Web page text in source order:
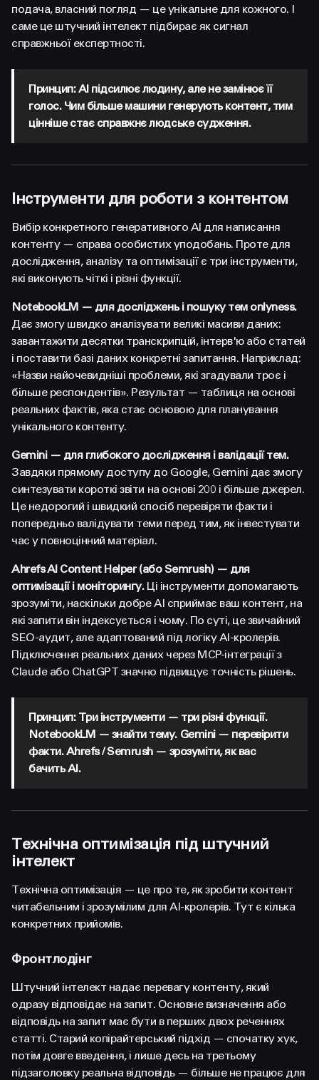
подача, власний погляд — це унікальне для кожного. І
саме це штучний інтелект підбирає як сигнал
справжньої експертності.
Принцип: AI підсилює людину, але не замінює її
голос. Чим більше машини генерують контент, тим
цінніше стає справжнє людське судження.
Інструменти для роботи з контентом
Вибір конкретного генеративного AI для написання
контенту — справа особистих уподобань. Проте для
дослідження, аналізу та оптимізації є три інструменти,
які виконують чіткі і різні функції.
NotebookLM — для досліджень і пошуку тем onlyness.
Дає змогу швидко аналізувати великі масиви даних:
завантажити десятки транскрипцій, інтерв'ю або статей
і поставити базі даних конкретні запитання. Наприклад:
«Назви найочевидніші проблеми, які згадували троє і
більше респондентів». Результат — таблиця на основі
реальних фактів, яка стає основою для планування
унікального контенту.
Gemini — для глибокого дослідження і валідації тем.
Завдяки прямому доступу до Google, Gemini дає змогу
синтезувати короткі звіти на основі 200 і більше джерел.
Це недорогий і швидкий спосіб перевіряти факти і
попередньо валідувати теми перед тим, як інвестувати
час у повноцінний матеріал.
Ahrefs AI Content Helper (або Semrush) — для
оптимізації і моніторингу.Ці інструменти допомагають
зрозуміти, наскільки добре AI сприймає ваш контент, на
які запити він індексується і чому. По суті, це звичайний
SEO-аудит, але адаптований під логіку AI-кролерів.
Підключення реальних даних через MCP-інтеграції з
Claude або ChatGPT значно підвищує точність рішень.
Принцип: Три інструменти — три різні функції.
NotebookLM — знайти тему. Gemini — перевірити
факти. Ahrefs / Semrush — зрозуміти, як вас
бачить AI.
Технічна оптимізація під штучний
інтелект
Технічна оптимізація — це про те, як зробити контент
читабельним і зрозумілим для AI-кролерів. Тут є кілька
конкретних прийомів.
Фронтлодінг
Штучний інтелект надає перевагу контенту, який
одразу відповідає на запит. Основне визначення або
відповідь на запит має бути в перших двох реченнях
статті. Старий копірайтерський підхід — спочатку хук,
потім довге введення, і лише десь на третьому
підзаголовку реальна відповідь — більше не працює для